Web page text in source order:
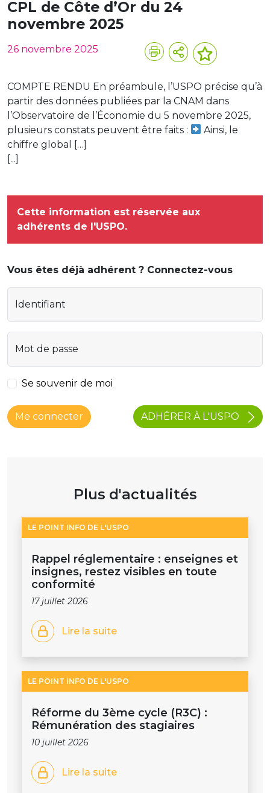
CPL de Côte d’Or du 24
novembre 2025
26 novembre 2025
COMPTE RENDU En préambule, l’USPO précise qu’à
partir des données publiées par la CNAM dans
l’Observatoire de l’Économie du 5 novembre 2025,
plusieurs constats peuvent être faits :
Ainsi, le
chiffre global […]
[...]
Cette information est réservée aux
adhérents de l'USPO.
Vous êtes déjà adhérent ? Connectez-vous
Identifiant
Mot de passe
Se souvenir de moi
Me connecter ADHÉRER À L'USPO
Plus d'actualités
LE POINT INFO DE L'USPO
Rappel réglementaire : enseignes et
insignes, restez visibles en toute
conformité
17 juillet 2026
Lire la suite
LE POINT INFO DE L'USPO
Réforme du 3ème cycle (R3C) :
Rémunération des stagiaires
10 juillet 2026
Lire la suite